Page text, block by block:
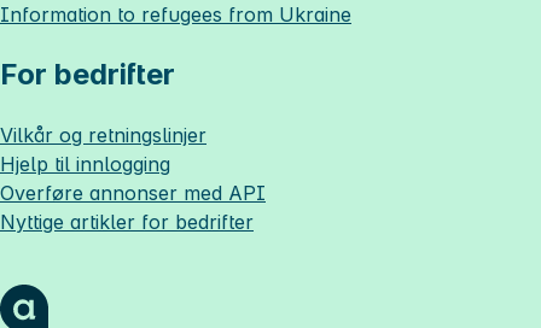
Information to refugees from Ukraine
For bedrifter
Vilkår og retningslinjer
Hjelp til innlogging
Overføre annonser med API
Nyttige artikler for bedrifter